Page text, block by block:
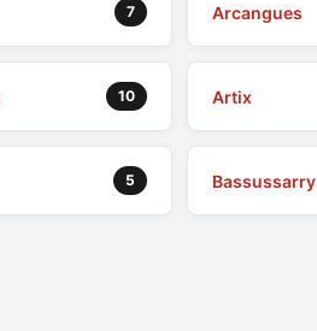
7 Arcangues
10 Artix
5 Bassussarry